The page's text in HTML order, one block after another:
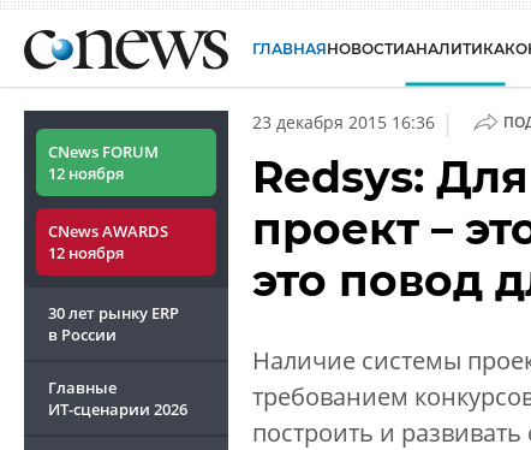
ГЛАВНАЯНОВОСТИАНАЛИТИКА
CNews FORUM
12 ноября
CNews AWARDS
12 ноября
30 лет рынку ERP
в России
Главные
ИТ-сценарии 2026
23 декабря 2015 16:36 |
Redsys:
проект –
это повод
Наличие системы
требованием
построить и